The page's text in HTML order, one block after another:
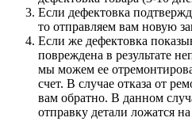
Если дефектовка
то отправляем вам новую
Если же дефектовка
повреждена в результате
мы можем ее
счет. В случае отказа от
вам обратно. В данном
отправку детали ложатся на